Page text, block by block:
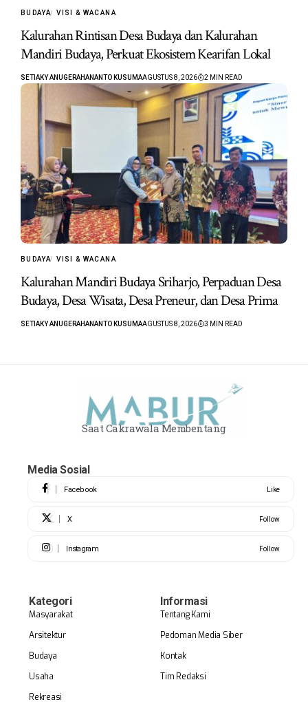
BUDAYA VISI & WACANA
Kalurahan Rintisan Desa Budaya dan Kalurahan
Mandiri Budaya, Perkuat Ekosistem Kearifan Lokal
SETIAKY ANUGERAHANANTO KUSUMAAGUSTUS 8, 2026 2 MIN READ
BUDAYA VISI & WACANA
Kalurahan Mandiri Budaya Sriharjo, Perpaduan Desa
Budaya, Desa Wisata, Desa Preneur, dan Desa Prima
SETIAKY ANUGERAHANANTO KUSUMAAGUSTUS 8, 2026 3 MIN READ
Saat Cakrawala Membentang
Media Sosial
Facebook Like
X Follow
Instagram Follow
Kategori
Masyarakat
Arsitektur
Budaya
Usaha
Rekreasi
Informasi
Tentang Kami
Pedoman Media Siber
Kontak
Tim Redaksi